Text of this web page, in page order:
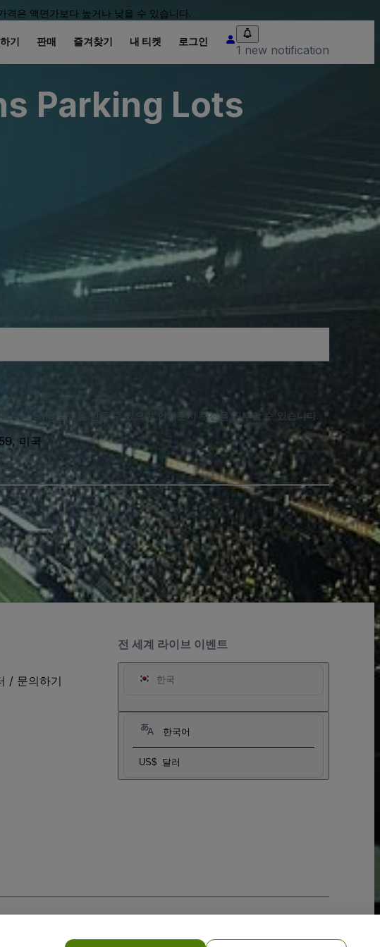
격은 액면가보다 높거나 낮을 수 있습니다.
기 판매 즐겨찾기 내 티켓 로그인
1 new notification
Parking Lots
부터 SMS 알림을 받을 수 있으며 언제든지 수신을 거부할 수 있습니다.
미국
전 세계 라이브 이벤트
한국
한국어
US$ 달러
/ 문의하기